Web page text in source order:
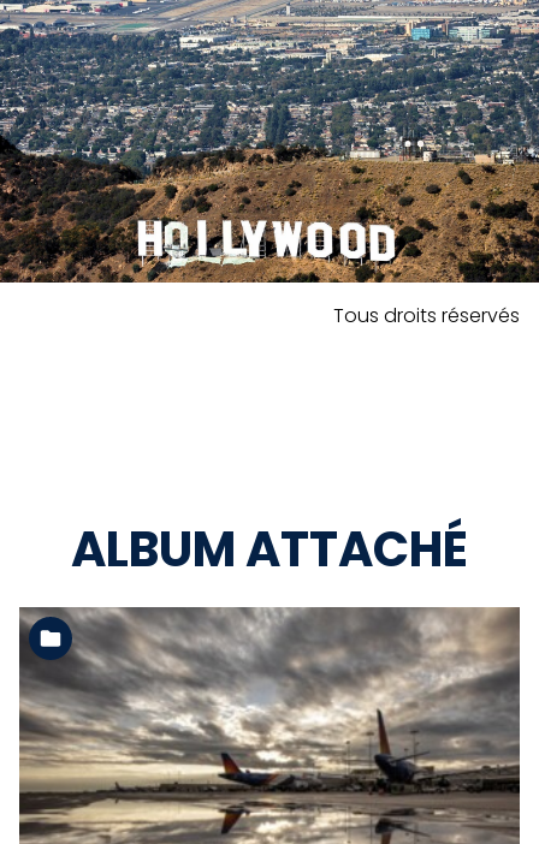
Tous droits réservés
ALBUM ATTACHÉ
Voir l'album